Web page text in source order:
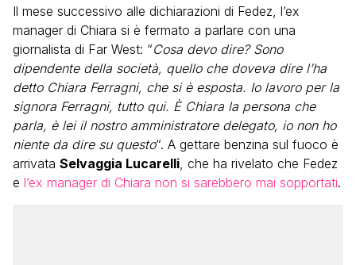
Il mese successivo alle dichiarazioni di Fedez, l’ex
manager di Chiara si è fermato a parlare con una
giornalista di Far West: “Cosa devo dire? Sono
dipendente della società, quello che doveva dire l’ha
detto Chiara Ferragni, che si è esposta. Io lavoro per la
signora Ferragni, tutto qui. È Chiara la persona che
parla, è lei il nostro amministratore delegato, io non ho
niente da dire su questo“. A gettare benzina sul fuoco è
arrivata Selvaggia Lucarelli, che ha rivelato che Fedez
e l’ex manager di Chiara non si sarebbero mai sopportati.